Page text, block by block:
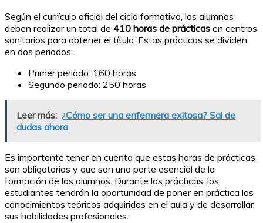
Según el currículo oficial del ciclo formativo, los alumnos
deben realizar un total de 410 horas de prácticas en centros
sanitarios para obtener el título. Estas prácticas se dividen
en dos periodos:
Primer periodo: 160 horas
Segundo periodo: 250 horas
Leer más: ¿Cómo ser una enfermera exitosa? Sal de
dudas ahora
Es importante tener en cuenta que estas horas de prácticas
son obligatorias y que son una parte esencial de la
formación de los alumnos. Durante las prácticas, los
estudiantes tendrán la oportunidad de poner en práctica los
conocimientos teóricos adquiridos en el aula y de desarrollar
sus habilidades profesionales.